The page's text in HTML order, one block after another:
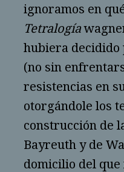
ignoramos en
Tetralogía
hubiera decidido
(no sin
resistencias en
otorgándole los
construcción de
Bayreuth y de
domicilio del